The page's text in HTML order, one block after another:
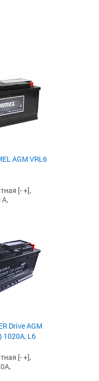
AGM VRL6
[- +],
А,
Drive AGM
1020А, L6
[- +],